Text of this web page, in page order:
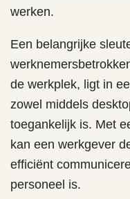
werken.
Een belangrijke
de werkplek, ligt in
zowel middels
toegankelijk is. Met
kan een werkgever
efficiënt
personeel is.